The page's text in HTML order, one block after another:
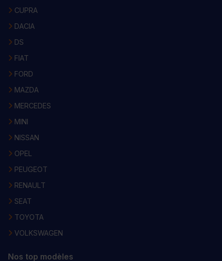
CUPRA
DACIA
DS
FIAT
FORD
MAZDA
MERCEDES
MINI
NISSAN
OPEL
PEUGEOT
RENAULT
SEAT
TOYOTA
VOLKSWAGEN
Nos top modèles